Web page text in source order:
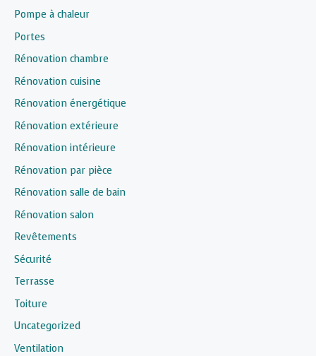
Pompe à chaleur
Portes
Rénovation chambre
Rénovation cuisine
Rénovation énergétique
Rénovation extérieure
Rénovation intérieure
Rénovation par pièce
Rénovation salle de bain
Rénovation salon
Revêtements
Sécurité
Terrasse
Toiture
Uncategorized
Ventilation